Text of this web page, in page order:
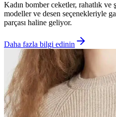
Kadın bomber ceketler, rahatlık ve
modeller ve desen seçenekleriyle
parçası haline geliyor.
Daha fazla bilgi edinin